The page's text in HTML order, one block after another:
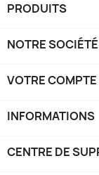
PRODUITS
NOTRE SOCIÉTÉ
VOTRE COMPTE
INFORMATIONS
CENTRE DE